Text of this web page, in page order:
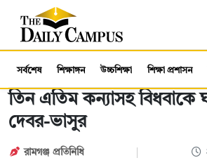
সর্বশেষ শিক্ষাঙ্গন উচ্চশিক্ষা শিক্ষা প্রশাসন
তিন এতিম কন্যাসহ বিধবাকে
দেবর-ভাসুর
রামগঞ্জ প্রতিনিধি